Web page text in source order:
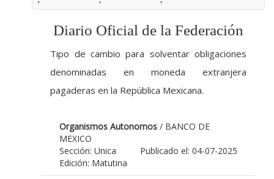
Diario Oficial de la Federación
Tipo de cambio para solventar obligaciones
denominadas en moneda extranjera
pagaderas en la República Mexicana.
Organismos Autonomos / BANCO DE
MEXICO
Publicado el: 04-07-2025
Sección: Unica
Edición: Matutina